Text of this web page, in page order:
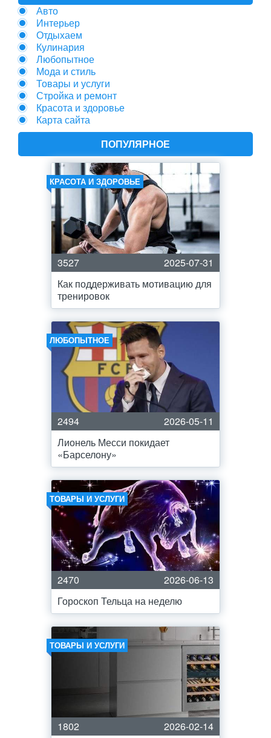
Авто
Интерьер
Отдыхаем
Кулинария
Любопытное
Мода и стиль
Товары и услуги
Стройка и ремонт
Красота и здоровье
Карта сайта
ПОПУЛЯРНОЕ
КРАСОТА И ЗДОРОВЬЕ
3527
2025-07-31
Как поддерживать мотивацию для
тренировок
ЛЮБОПЫТНОЕ
2494
2026-05-11
Лионель Месси покидает
«Барселону»
ТОВАРЫ И УСЛУГИ
2470
2026-06-13
Гороскоп Тельца на неделю
ТОВАРЫ И УСЛУГИ
1802 2026-02-14